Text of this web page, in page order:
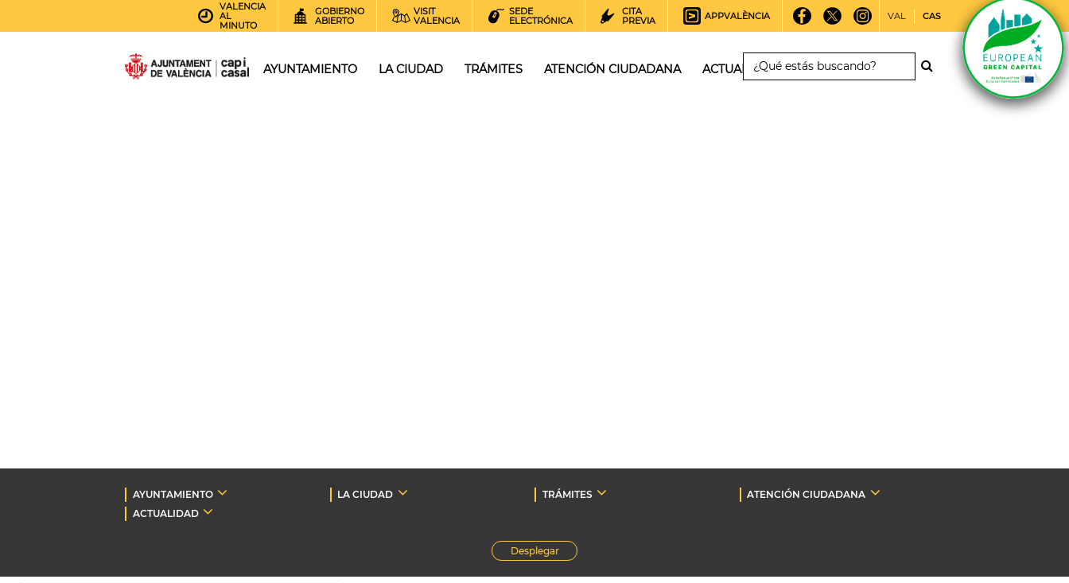
VALENCIA
AL
MINUTO
GOBIERNO
ABIERTO
VISIT
VALENCIA
SEDE
ELECTRÓNICA
CITA
PREVIA
APPVALÈNCIA VAL CAS
AYUNTAMIENTO LA CIUDAD TRÁMITES ATENCIÓN CIUDADANA ACTUALIDAD
AYUNTAMIENTO LA CIUDAD TRÁMITES
ATENCIÓN CIUDADANA
ACTUALIDAD
Desplegar